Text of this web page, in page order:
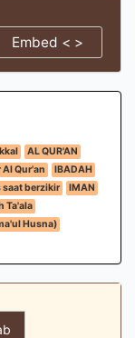
Embed < >
AL QUR'AN
Qur'an
IBADAH
saat berzikir
IMAN
Ta'ala
Husna)